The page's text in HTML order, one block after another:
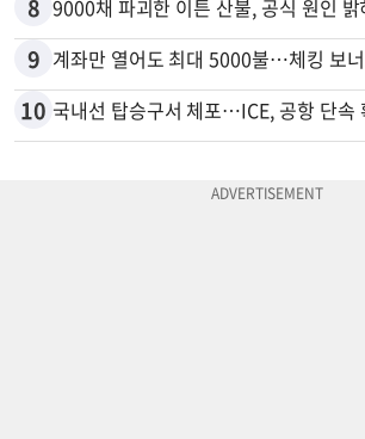
8 9000채 파괴한 이튼 산불, 공식 원인
9 계좌만 열어도 최대 5000불…체킹 보
10 국내선 탑승구서 체포…ICE, 공항 단속